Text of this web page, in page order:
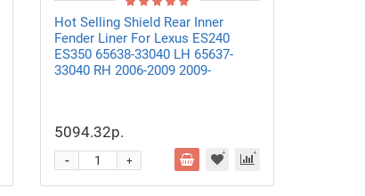
Hot Selling Shield Rear Inner
Fender Liner For Lexus ES240
ES350 65638-33040 LH 65637-
33040 RH 2006-2009 2009-
5094.32р.
+
-